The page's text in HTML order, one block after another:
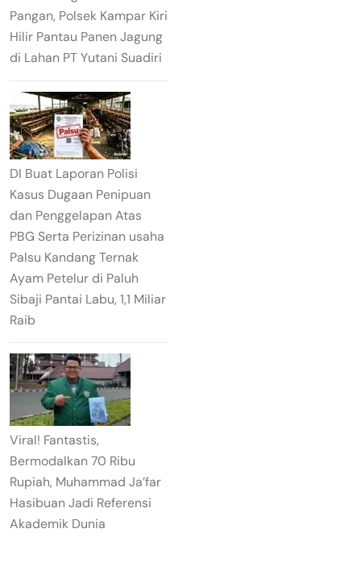
Pangan, Polsek Kampar Kiri
Hilir Pantau Panen Jagung
di Lahan PT Yutani Suadiri
DI Buat Laporan Polisi
Kasus Dugaan Penipuan
dan Penggelapan Atas
PBG Serta Perizinan usaha
Palsu Kandang Ternak
Ayam Petelur di Paluh
Sibaji Pantai Labu, 1,1 Miliar
Raib
Viral! Fantastis,
Bermodalkan 70 Ribu
Rupiah, Muhammad Ja’far
Hasibuan Jadi Referensi
Akademik Dunia